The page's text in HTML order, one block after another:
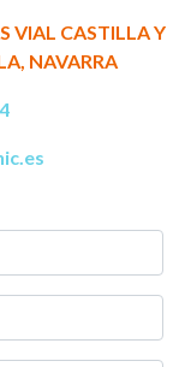
VIAL CASTILLA Y
NAVARRA